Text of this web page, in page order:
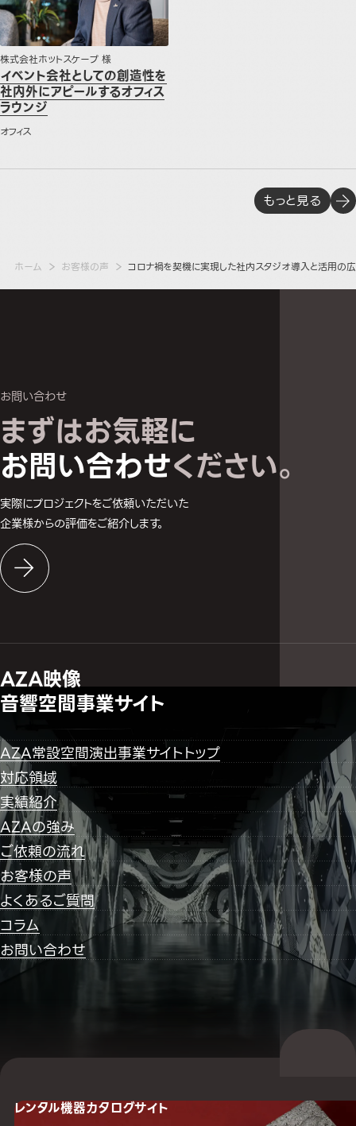
ホーム お客様の声 コロナ禍を契機に実現した社内スタジオ導入と活用の
株式会社ホットスケープ 様
イベント会社としての創造性を
社内外にアピールするオフィス
ラウンジ
オフィス
もっと見る
お問い合わせ
まずはお気軽に
お問い合わせください。
実際にプロジェクトをご依頼いただいた
企業様からの評価をご紹介します。
お問い合わせへ
AZA映像
音響空間事業サイト
AZA常設空間演出事業サイトトップ
対応領域
実績紹介
AZAの強み
ご依頼の流れ
お客様の声
よくあるご質問
コラム
お問い合わせ
レンタル機器カタログサイト